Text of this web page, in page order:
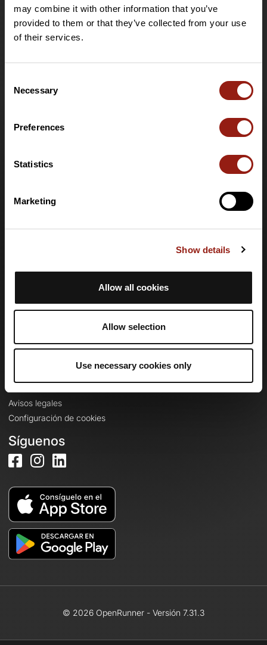
may combine it with other information that you’ve
provided to them or that they’ve collected from your use
of their services.
Selection
Necessary
Preferences
Statistics
Marketing
Show details
Allow all cookies
Allow selection
Use necessary cookies only
Contacto
Le Mag'
Mapas base topográficos
Ofertas para particulares
Oferta PRO Destinations
Ayuda
Inicio de sesión
Iniciar sesión
Información legal
Avisos legales
Configuración de cookies
Síguenos
© 2026 OpenRunner - Versión 7.31.3